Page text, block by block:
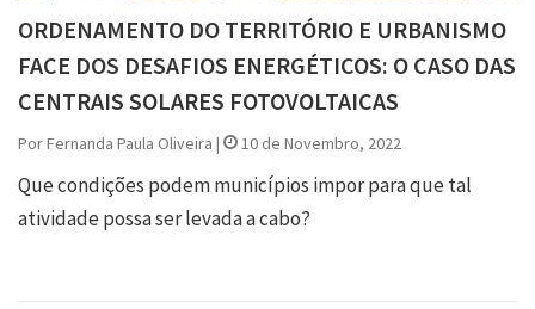
ORDENAMENTO DO TERRITÓRIO E URBANISMO
FACE DOS DESAFIOS ENERGÉTICOS: O CASO DAS
CENTRAIS SOLARES FOTOVOLTAICAS
Por Fernanda Paula Oliveira | 10 de Novembro, 2022
Que condições podem municípios impor para que tal
atividade possa ser levada a cabo?